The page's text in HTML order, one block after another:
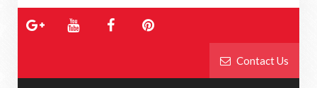
Contact Us